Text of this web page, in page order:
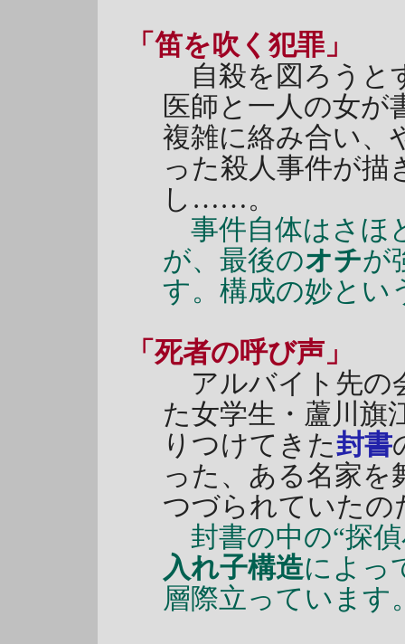
「笛を吹く犯罪」
自殺を図ろうと
医師と一人の女が
複雑に絡み合い、
った殺人事件が描
し……。
事件自体はさほ
が、最後のオチが
す。構成の妙とい
「死者の呼び声」
アルバイト先の
た女学生・蘆川旗
りつけてきた封書
った、ある名家を
つづられていた
封書の中の“探
入れ子構造によっ
層際立っています